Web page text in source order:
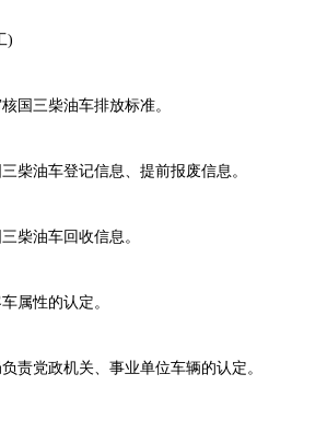
)
三柴油车排放标准。
油车登记信息、提前报废信息。
油车回收信息。
性的认定。
党政机关、事业单位车辆的认定。